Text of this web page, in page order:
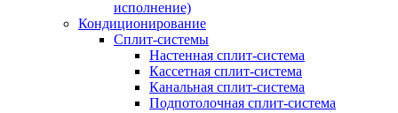
исполнение)
Кондиционирование
Сплит-системы
Настенная сплит-система
Кассетная сплит-система
Канальная сплит-система
Подпотолочная сплит-система